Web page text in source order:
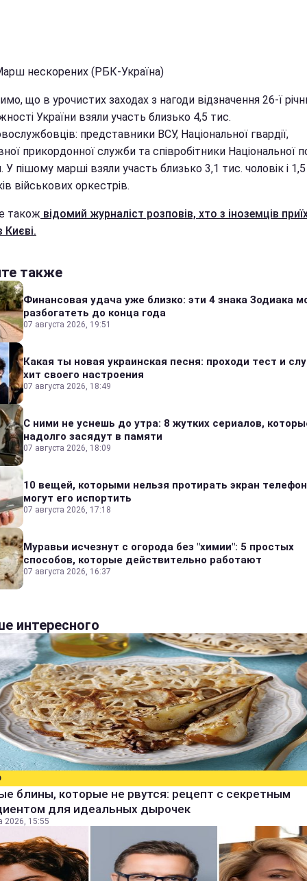
нескорених (РБК-Україна)
що в урочистих заходах з нагоди відзначення 26-ї
України взяли участь близько 4,5 тис.
представники ВСУ, Національної гвардії,
прикордонної служби та співробітники Національної
У пішому марші взяли участь близько 3,1 тис. чоловік і
військових оркестрів.
також відомий журналіст розповів, хто з іноземців
Києві.
также
Финансовая удача уже близко: эти 4 знака Зодиака
разбогатеть до конца года
07 августа 2026, 19:51
Какая ты новая украинская песня: проходи тест и
хит своего настроения
07 августа 2026, 18:49
С ними не уснешь до утра: 8 жутких сериалов,
надолго засядут в памяти
07 августа 2026, 18:09
10 вещей, которыми нельзя протирать экран
могут его испортить
07 августа 2026, 17:18
Муравьи исчезнут с огорода без "химии": 5 простых
способов, которые действительно работают
07 августа 2026, 16:37
интересного
блины, которые не рвутся: рецепт с секретным
для идеальных дырочек
2026, 15:55